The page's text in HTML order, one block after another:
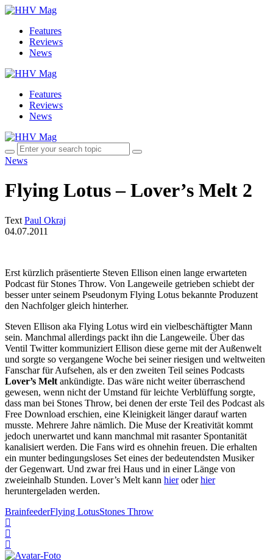
Features
Reviews
News
Features
Reviews
News
News
Flying Lotus – Lover’s Melt 2
Text Paul Okraj
04.07.2011
Erst kürzlich präsentierte Steven Ellison einen lange erwarteten
Podcast für Stones Throw. Von Langeweile getrieben schiebt der
besser unter seinem Pseudonym Flying Lotus bekannte Produzent
den Nachfolger gleich hinterher.
Steven Ellison aka Flying Lotus wird ein vielbeschäftigter Mann
sein. Manchmal allerdings packt ihn die Langeweile. Über das
Ventil Twitter kommuniziert Ellison diese gerne mit der Außenwelt
und sorgte so vergangene Woche bei seiner riesigen und weltweiten
Fanschar für Aufsehen, als er den zweiten Teil seines Podcasts
Lover’s Melt ankündigte. Das wäre nicht weiter überraschend
gewesen, wenn nicht der Umstand für leichte Verblüffung sorgte,
dass man bei Stones Throw, bei denen der erste Teil des Podcast als
Free Download erschien, eine Kleinigkeit länger darauf warten
musste. Mehrere Jahre nämlich. Die Muse der Kreativität kommt
jedoch unerwartet und kann manchmal mit rasanter Spontanität
kanalisiert werden. Die Fans wird es ohnehin freuen. Die erhalten
ein munter bedingungsloses Set eines der bedeutendsten Musiker
der Gegenwart. Und zwar frei Haus und in einer Länge von
zweieinhalb Stunden. Lover’s Melt kann hieroderhier
heruntergeladen werden.
BrainfeederFlying LotusStones Throw